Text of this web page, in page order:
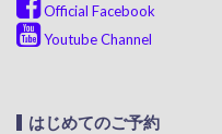
Official Facebook
Youtube Channel
はじめてのご予約